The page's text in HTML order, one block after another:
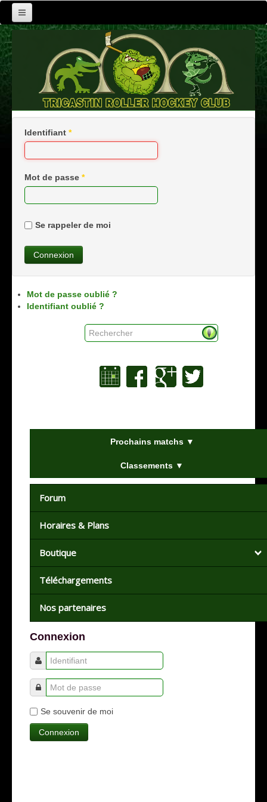
Le club
Actualités
Activités
Identifiant *
Mot de passe *
Se rappeler de moi
Connexion
Mot de passe oublié ?
Identifiant oublié ?
Prochains matchs ▼
Classements ▼
Forum
Horaires & Plans
Boutique
Téléchargements
Nos partenaires
Connexion
Se souvenir de moi